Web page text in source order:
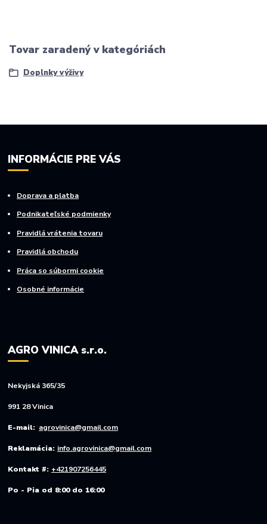
Tovar zaradený v kategóriách
Doplnky výživy
INFORMÁCIE PRE VÁS
Doprava a platba
Podnikateľské podmienky
Pravidlá vrátenia tovaru
Pravidlá obchodu
Práca so súbormi cookie
Osobné informácie
AGRO VINICA s.r.o.
Nekyjská 365/35
991 28 Vinica
E-mail: agrovinica@gmail.com
Reklamácia: info.agrovinica@gmail.com
Kontakt #: +421907256445
Po - Pia od 8:00 do 16:00